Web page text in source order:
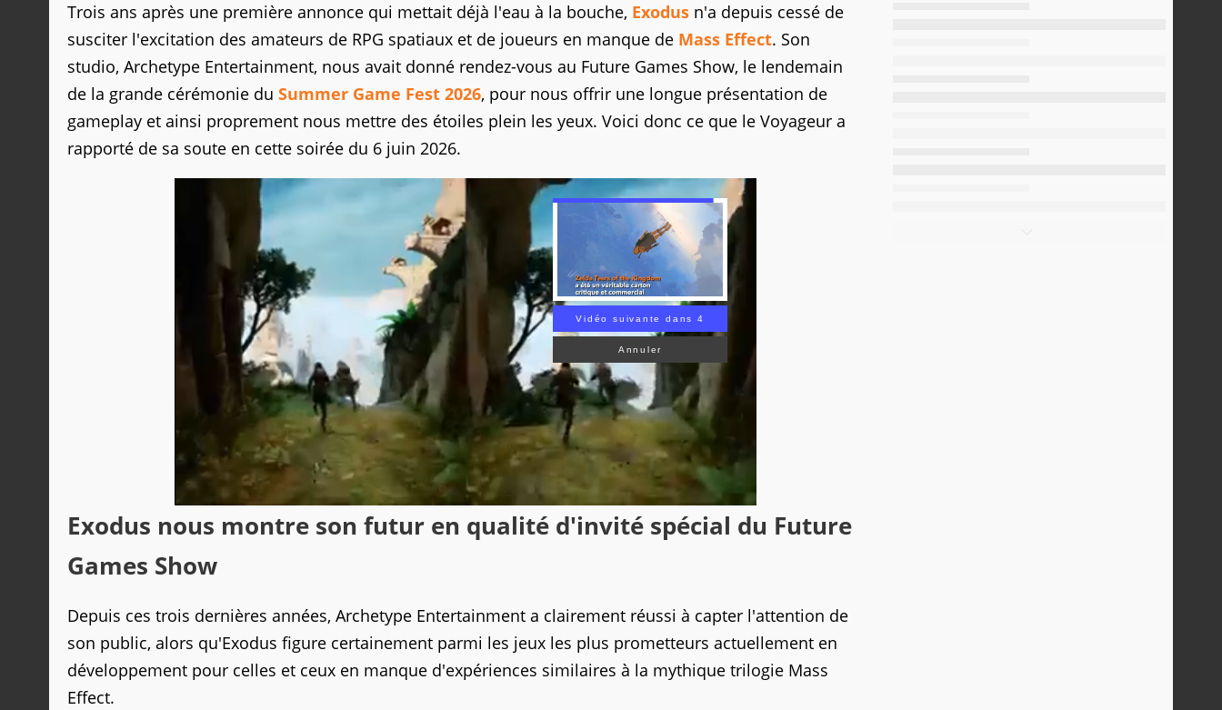
Trois ans après une première annonce qui mettait déjà l'eau à la bouche, Exodus n'a depuis cessé de
susciter l'excitation des amateurs de RPG spatiaux et de joueurs en manque de Mass Effect. Son
studio, Archetype Entertainment, nous avait donné rendez-vous au Future Games Show, le lendemain
de la grande cérémonie du Summer Game Fest 2026, pour nous offrir une longue présentation de
gameplay et ainsi proprement nous mettre des étoiles plein les yeux. Voici donc ce que le Voyageur a
rapporté de sa soute en cette soirée du 6 juin 2026.
Vidéo suivante dans 3
Annuler
Exodus nous montre son futur en qualité d'invité spécial du Future
Games Show
Depuis ces trois dernières années, Archetype Entertainment a clairement réussi à capter l'attention de
son public, alors qu'Exodus figure certainement parmi les jeux les plus prometteurs actuellement en
développement pour celles et ceux en manque d'expériences similaires à la mythique trilogie Mass
Effect.